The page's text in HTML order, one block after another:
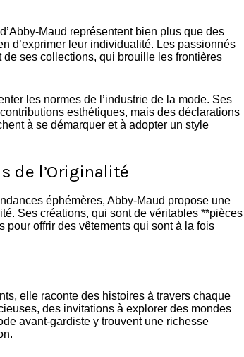
Maud représentent bien plus que des
d’exprimer leur individualité. Les passionnés
de ses collections, qui brouille les frontières
les normes de l’industrie de la mode. Ses
esthétiques, mais des déclarations
à se démarquer et à adopter un style
de l’Originalité
éphémères, Abby-Maud propose une
Ses créations, qui sont de véritables **pièces
pour offrir des vêtements qui sont à la fois
elle raconte des histoires à travers chaque
des invitations à explorer des mondes
avant-gardiste y trouvent une richesse